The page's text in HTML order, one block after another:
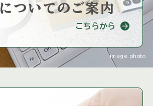
に ついてのご案内
こちらから
image photo